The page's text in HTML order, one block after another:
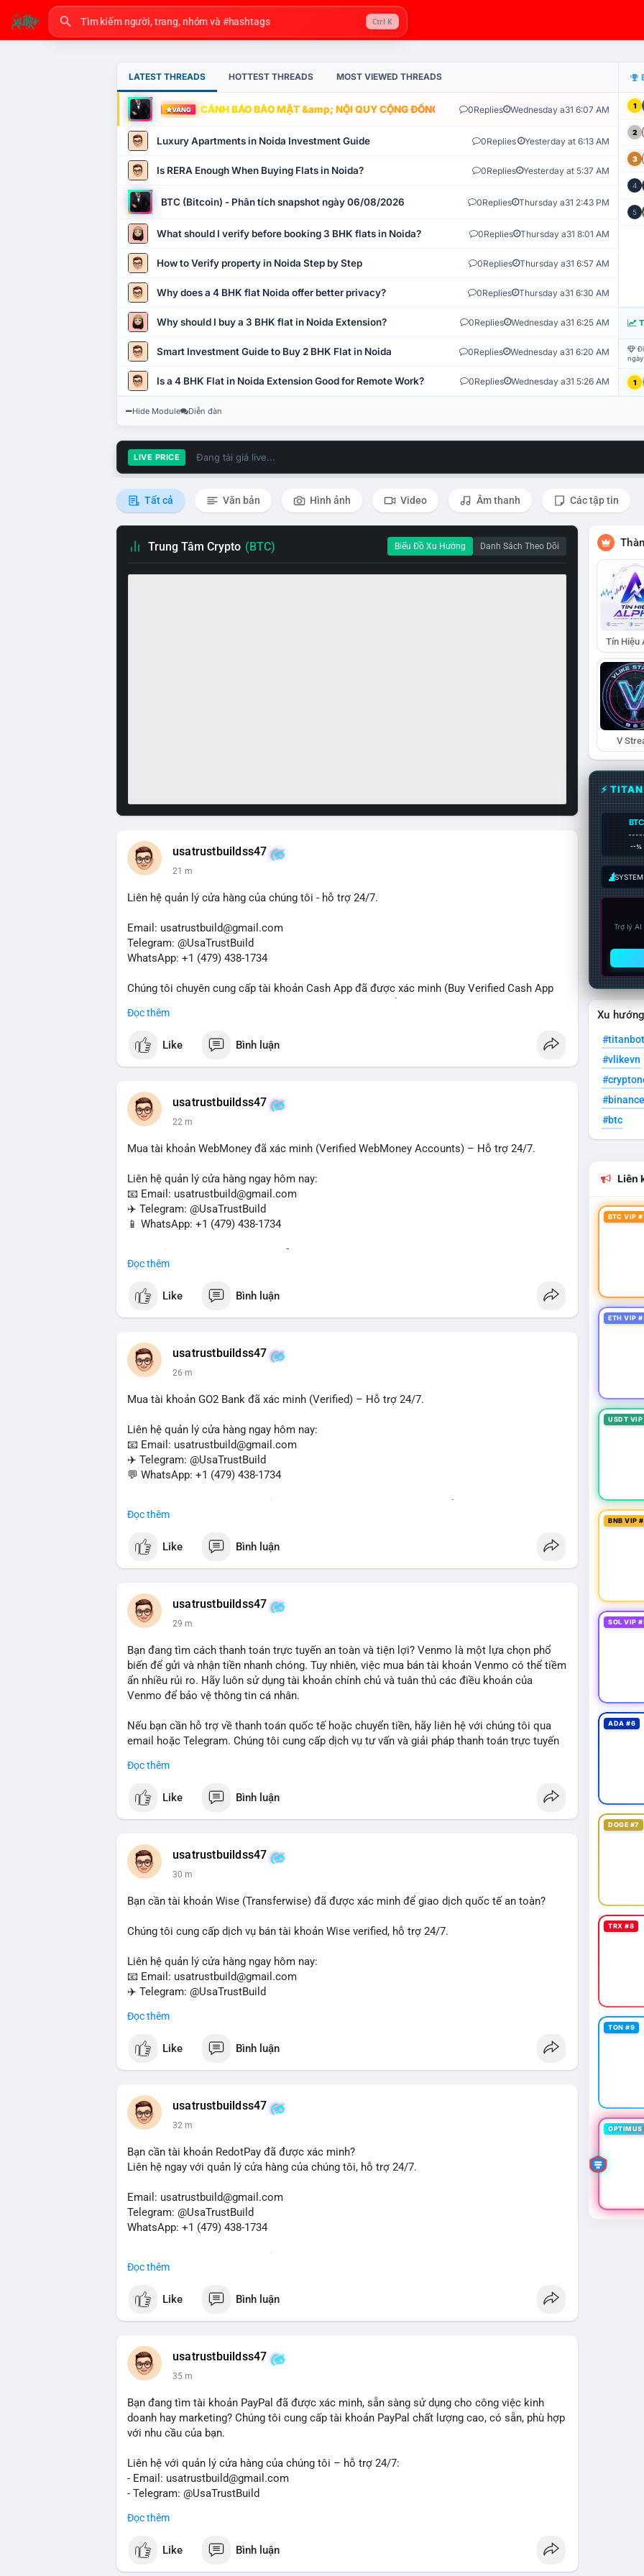
Ctrl K
LATEST THREADS HOTTEST THREADS MOST VIEWED THREADS
VÀNG CẢNH BÁO BẢO MẬT &amp; NỘI QUY CỘNG ĐỒNG VLIKE.VN: HỆ THỐNG GIÁM SÁT TỰ
0Replies Wednesday a31 6:07 AM
Luxury Apartments in Noida Investment Guide 0Replies Yesterday at 6:13 AM
Is RERA Enough When Buying Flats in Noida? 0Replies Yesterday at 5:37 AM
BTC (Bitcoin) - Phân tích snapshot ngày 06/08/2026 0Replies Thursday a31 2:43 PM
What should I verify before booking 3 BHK flats in Noida? 0Replies Thursday a31 8:01 AM
How to Verify property in Noida Step by Step 0Replies Thursday a31 6:57 AM
Why does a 4 BHK flat Noida offer better privacy? 0Replies Thursday a31 6:30 AM
Why should I buy a 3 BHK flat in Noida Extension? 0Replies Wednesday a31 6:25 AM
Smart Investment Guide to Buy 2 BHK Flat in Noida 0Replies Wednesday a31 6:20 AM
Is a 4 BHK Flat in Noida Extension Good for Remote Work? 0Replies Wednesday a31 5:26 AM
1
2
3
4
5
1
Hide Module Diễn đàn
LIVE PRICE Đang tải giá live...
Tất cả Văn bản Hình ảnh Video Âm thanh Các tập tin
Trung Tâm Crypto (BTC) Biểu Đồ Xu Hướng Danh Sách Theo Dõi
usatrustbuildss47
21 m
Liên hệ quản lý cửa hàng của chúng tôi - hỗ trợ 24/7.
Email: usatrustbuild@gmail.com
Telegram: @UsaTrustBuild
WhatsApp: +1 (479) 438-1734
Chúng tôi chuyên cung cấp tài khoản Cash App đã được xác minh (Buy Verified Cash App
toán USDT và các giao dịch tiền mặt tại Mỹ.
Liên hệ ngay để được tư vấn và hỗ trợ nhanh nhất!
#sendmoney
Đọc thêm
Like Bình luận
usatrustbuildss47
22 m
Mua tài khoản WebMoney đã xác minh (Verified WebMoney Accounts) – Hỗ trợ 24/7.
Liên hệ quản lý cửa hàng ngay hôm nay:
📧 Email: usatrustbuild@gmail.com
✈️ Telegram: @UsaTrustBuild
📱 WhatsApp: +1 (479) 438-1734
thanh toán trực tuyến, nhận tiền và chuyển tiền quốc tế.
#buyverifiedwebmoneyaccounts
#cashout
#sendmoney #trustbuild
Đọc thêm
Like Bình luận
usatrustbuildss47
26 m
Mua tài khoản GO2 Bank đã xác minh (Verified) – Hỗ trợ 24/7.
Liên hệ quản lý cửa hàng ngay hôm nay:
📧 Email: usatrustbuild@gmail.com
✈️ Telegram: @UsaTrustBuild
💬 WhatsApp: +1 (479) 438-1734
và thanh toán USDT.
#buyverifiedgo2bankaccounts #marketing
#sendmoney #mobiledeposit #pay #usdt
Đọc thêm
Like Bình luận
usatrustbuildss47
29 m
Bạn đang tìm cách thanh toán trực tuyến an toàn và tiện lợi? Venmo là một lựa chọn phổ
biến để gửi và nhận tiền nhanh chóng. Tuy nhiên, việc mua bán tài khoản Venmo có thể tiềm
ẩn nhiều rủi ro. Hãy luôn sử dụng tài khoản chính chủ và tuân thủ các điều khoản của
Venmo để bảo vệ thông tin cá nhân.
Nếu bạn cần hỗ trợ về thanh toán quốc tế hoặc chuyển tiền, hãy liên hệ với chúng tôi qua
email hoặc Telegram. Chúng tôi cung cấp dịch vụ tư vấn và giải pháp thanh toán trực tuyến
Email: usatrustbuild@gmail.com
Telegram: @UsaTrustBuild
#thanhtoanonline #venmo #chuyentien
Đọc thêm
Like Bình luận
usatrustbuildss47
30 m
Bạn cần tài khoản Wise (Transferwise) đã được xác minh để giao dịch quốc tế an toàn?
Chúng tôi cung cấp dịch vụ bán tài khoản Wise verified, hỗ trợ 24/7.
Liên hệ quản lý cửa hàng ngay hôm nay:
📧 Email: usatrustbuild@gmail.com
✈️ Telegram: @UsaTrustBuild
#buyverifiedwiseaccounts #marketing #seo #smm #trendingnow #cashout #sendmoney
Đọc thêm
Like Bình luận
usatrustbuildss47
32 m
Bạn cần tài khoản RedotPay đã được xác minh?
Liên hệ ngay với quản lý cửa hàng của chúng tôi, hỗ trợ 24/7.
Email: usatrustbuild@gmail.com
Telegram: @UsaTrustBuild
WhatsApp: +1 (479) 438-1734
#buyverifiedredotpayaccount
Đọc thêm
Like Bình luận
usatrustbuildss47
35 m
Bạn đang tìm tài khoản PayPal đã được xác minh, sẵn sàng sử dụng cho công việc kinh
doanh hay marketing? Chúng tôi cung cấp tài khoản PayPal chất lượng cao, có sẵn, phù hợp
với nhu cầu của bạn.
Liên hệ với quản lý cửa hàng của chúng tôi – hỗ trợ 24/7:
- Email: usatrustbuild@gmail.com
- Telegram: @UsaTrustBuild
dịch thuận lợi. Hãy nhắn tin ngay để được tư vấn chi tiết.
Đọc thêm
Like Bình luận
Tín Hiệu
V
⚡
BTC
--%
Trợ lý
Xu
#titanbot
#vlikevn
#btc
Liên
BTC VIP
ETH VIP
USDT
BNB VIP
SOL VIP
ADA #6
DOGE #7
TRX #8
TON #9
OPTIMUS